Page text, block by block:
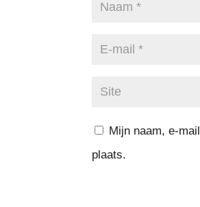
Mijn naam, e-
plaats.